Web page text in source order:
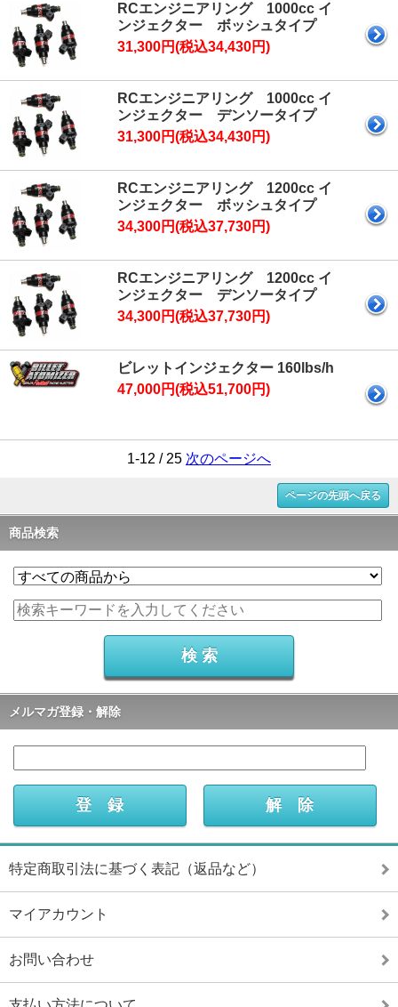
RCエンジニアリング 1000cc イ
ンジェクター ボッシュタイプ
31,300円(税込34,430円)
RCエンジニアリング 1000cc イ
ンジェクター デンソータイプ
31,300円(税込34,430円)
RCエンジニアリング 1200cc イ
ンジェクター ボッシュタイプ
34,300円(税込37,730円)
RCエンジニアリング 1200cc イ
ンジェクター デンソータイプ
34,300円(税込37,730円)
ビレットインジェクター 160lbs/h
47,000円(税込51,700円)
1-12 / 25 次のページへ
ページの先頭へ戻る
商品検索
メルマガ登録・解除
特定商取引法に基づく表記（返品など）
マイアカウント
お問い合わせ